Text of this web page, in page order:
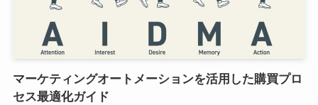
マーケティングオートメーションを活用した購買プロ
セス最適化ガイド